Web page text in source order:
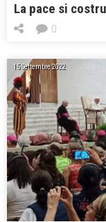
La pace si
0
15 Settembre 2022